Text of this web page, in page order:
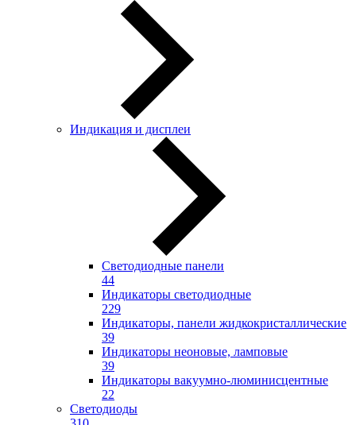
Индикация и дисплеи
Светодиодные панели
44
Индикаторы светодиодные
229
Индикаторы, панели жидкокристаллические
39
Индикаторы неоновые, ламповые
39
Индикаторы вакуумно-люминисцентные
22
Светодиоды